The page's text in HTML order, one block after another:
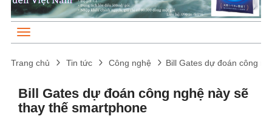
Trang chủ Tin tức Công nghệ Bill Gates dự đoán công
Bill Gates dự đoán công nghệ này sẽ
thay thế smartphone